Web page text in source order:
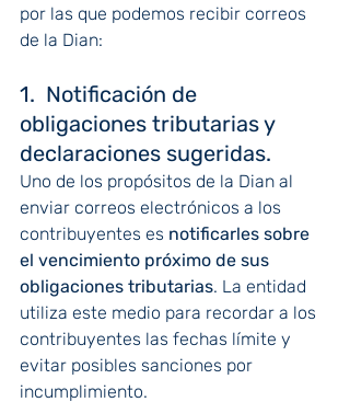
por las que podemos recibir correos
de la Dian:
1.  Notificación de
obligaciones tributarias y
declaraciones sugeridas.
Uno de los propósitos de la Dian al
enviar correos electrónicos a los
contribuyentes es notificarles sobre
el vencimiento próximo de sus
obligaciones tributarias. La entidad
utiliza este medio para recordar a los
contribuyentes las fechas límite y
evitar posibles sanciones por
incumplimiento.